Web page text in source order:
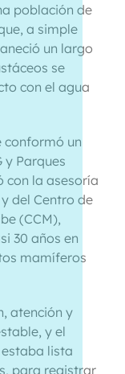
población de
a simple
un largo
se
con el agua
conformó un
y Parques
con la asesoría
del Centro de
(CCM),
30 años en
mamíferos
atención y
y el
lista
para registrar